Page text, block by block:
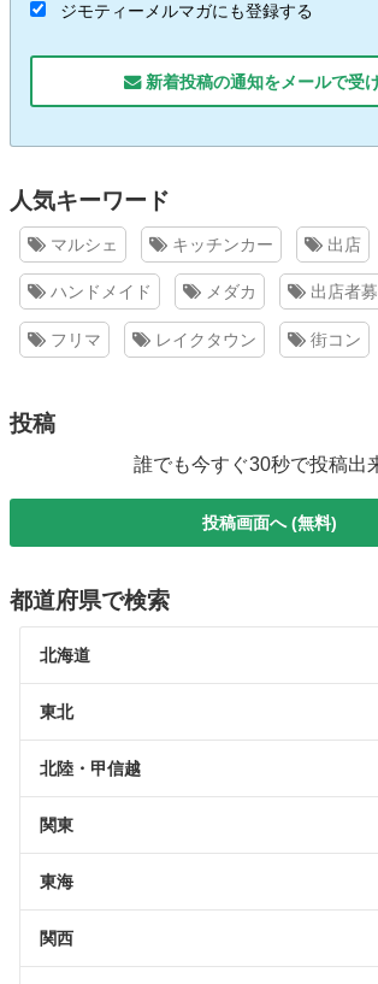
ジモティーメルマガにも登録する
新着投稿の通知をメールで受
人気キーワード
マルシェ キッチンカー 出店
ハンドメイド メダカ 出店者
フリマ レイクタウン 街コン
投稿
誰でも今すぐ30秒で投稿出
投稿画面へ (無料)
都道府県で検索
北海道
東北
北陸・甲信越
関東
東海
関西